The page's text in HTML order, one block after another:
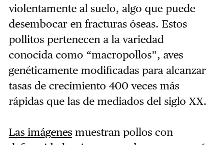
violentamente al suelo, algo que puede
desembocar en fracturas óseas. Estos
pollitos pertenecen a la variedad
conocida como “macropollos”, aves
genéticamente modificadas para alcanzar
tasas de crecimiento 400 veces más
rápidas que las de mediados del siglo XX.
Las imágenesmuestran pollos con